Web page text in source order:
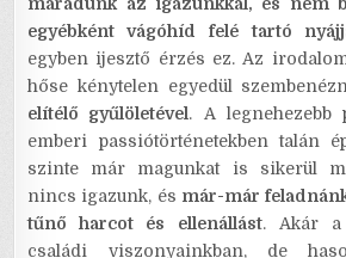
maradunk az igazunkkal, és nem
egyébként vágóhíd felé tartó
egyben ijesztő érzés ez. Az
hőse kénytelen egyedül
elítélő gyűlöletével. A legnehezebb
emberi passiótörténetekben talán
szinte már magunkat is sikerül
nincs igazunk, és már-már
tűnő harcot és ellenállást. Akár a
családi viszonyainkban, de